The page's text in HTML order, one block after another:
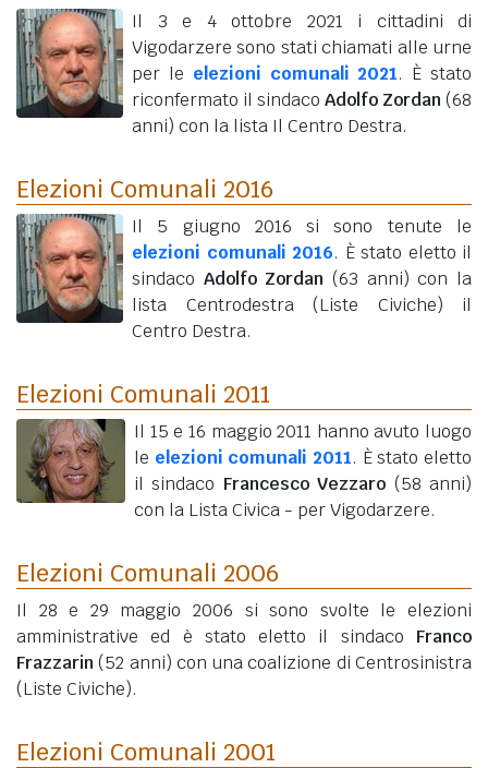
Il 3 e 4 ottobre 2021 i cittadini di
Vigodarzere sono stati chiamati alle urne
per le elezioni comunali 2021. È stato
riconfermato il sindaco Adolfo Zordan(68
anni) con la lista Il Centro Destra.
Elezioni Comunali 2016
Il 5 giugno 2016 si sono tenute le
elezioni comunali 2016. È stato eletto il
sindaco Adolfo Zordan (63 anni) con la
lista Centrodestra (Liste Civiche) il
Centro Destra.
Elezioni Comunali 2011
Il 15 e 16 maggio 2011 hanno avuto luogo
le elezioni comunali 2011. È stato eletto
il sindaco Francesco Vezzaro (58 anni)
con la Lista Civica - per Vigodarzere.
Elezioni Comunali 2006
Il 28 e 29 maggio 2006 si sono svolte le elezioni
amministrative ed è stato eletto il sindaco Franco
Frazzarin (52 anni) con una coalizione di Centrosinistra
(Liste Civiche).
Elezioni Comunali 2001